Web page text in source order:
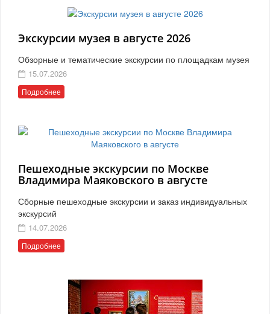
Экскурсии музея в августе 2026
Обзорные и тематические экскурсии по площадкам музея
15.07.2026
Подробнее
Пешеходные экскурсии по Москве
Владимира Маяковского в августе
Сборные пешеходные экскурсии и заказ индивидуальных
экскурсий
14.07.2026
Подробнее